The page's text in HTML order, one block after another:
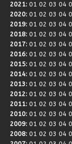
2021: 01 02 03 04
2020: 01 02 03 04
2019: 01 02 03 04
2018: 01 02 03 04
2017: 01 02 03 04
2016: 01 02 03 04
2015: 01 02 03 04
2014: 01 02 03 04
2013: 01 02 03 04
2012: 01 02 03 04
2011: 01 02 03 04
2010: 01 02 03 04
2009: 01 02 03 04
2008: 01 02 03 04